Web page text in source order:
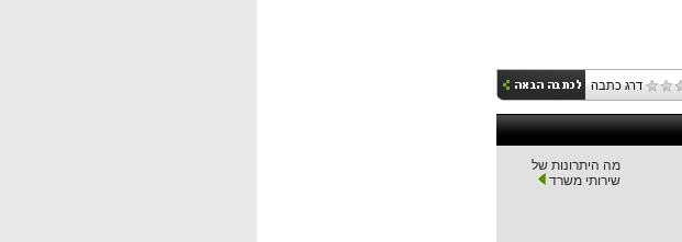
דרג כתבה
מה היתרונות של
שירותי משרד